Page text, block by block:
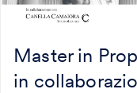
Master in
in